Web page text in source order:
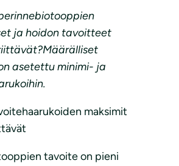
ja hoidon tavoitteet
asetettu minimi- ja
maksimit
tavoite on pieni